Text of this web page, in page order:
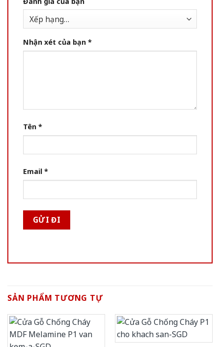
Nhận xét của bạn *
Tên *
Email *
SẢN PHẨM TƯƠNG TỰ